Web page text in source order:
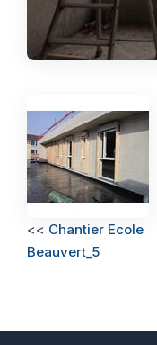
<< Chantier Ecole
Beauvert_5